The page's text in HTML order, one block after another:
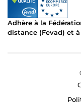
Adhère à la
distance (Fevad) et